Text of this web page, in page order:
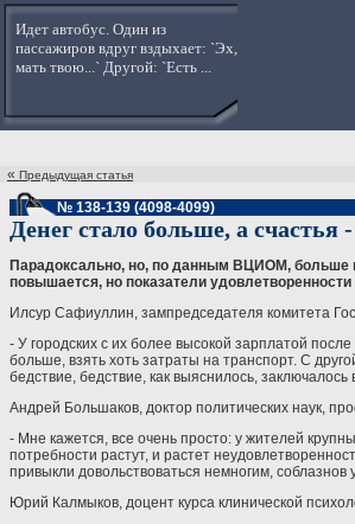
Идет автобус. Один из
пассажиров вдруг вздыхает: `Эх,
мать твою...` Другой: `Есть ...
« Предыдущая статья
№ 138-139 (4098-4099)
Денег стало больше, а счастья
Парадоксально, но, по данным ВЦИОМ, больше
повышается, но показатели
Илсур Сафиуллин, зампредседателя комитета
- У городских с их более высокой зарплатой
больше, взять хоть затраты на транспорт. С
бедствие, бедствие, как выяснилось,
Андрей Большаков, доктор политических наук,
- Мне кажется, все очень просто: у жителей
потребности растут, и растет
привыкли довольствоваться немногим,
Юрий Калмыков, доцент курса клинической